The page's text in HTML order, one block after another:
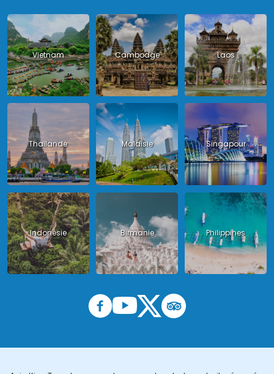
Vietnam Cambodge Laos
Thailande Malaisie Singapour
Indonésie Birmanie Philippines